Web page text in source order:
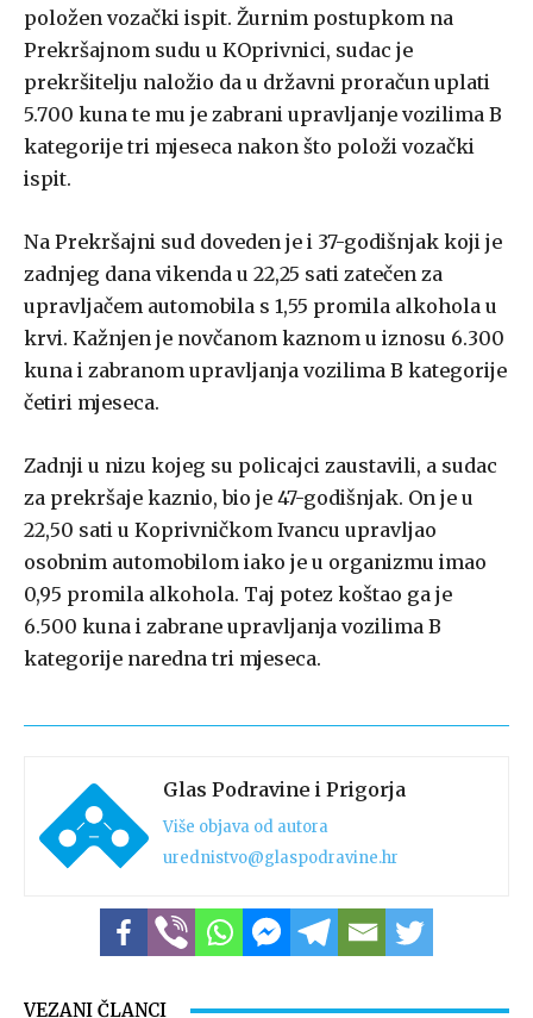
položen vozački ispit. Žurnim postupkom na
Prekršajnom sudu u KOprivnici, sudac je
prekršitelju naložio da u državni proračun uplati
5.700 kuna te mu je zabrani upravljanje vozilima B
kategorije tri mjeseca nakon što položi vozački
ispit.
Na Prekršajni sud doveden je i 37-godišnjak koji je
zadnjeg dana vikenda u 22,25 sati zatečen za
upravljačem automobila s 1,55 promila alkohola u
krvi. Kažnjen je novčanom kaznom u iznosu 6.300
kuna i zabranom upravljanja vozilima B kategorije
četiri mjeseca.
Zadnji u nizu kojeg su policajci zaustavili, a sudac
za prekršaje kaznio, bio je 47-godišnjak. On je u
22,50 sati u Koprivničkom Ivancu upravljao
osobnim automobilom iako je u organizmu imao
0,95 promila alkohola. Taj potez koštao ga je
6.500 kuna i zabrane upravljanja vozilima B
kategorije naredna tri mjeseca.
Glas Podravine i Prigorja
Više objava od autora
urednistvo@glaspodravine.hr
VEZANI ČLANCI